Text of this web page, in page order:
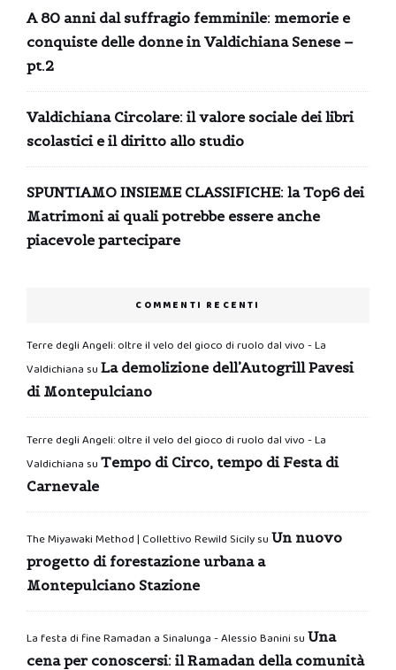
A 80 anni dal suffragio femminile: memorie e
conquiste delle donne in Valdichiana Senese –
pt.2
Valdichiana Circolare: il valore sociale dei libri
scolastici e il diritto allo studio
SPUNTIAMO INSIEME CLASSIFICHE: la Top6 dei
Matrimoni ai quali potrebbe essere anche
piacevole partecipare
COMMENTI RECENTI
Terre degli Angeli: oltre il velo del gioco di ruolo dal vivo - La
Valdichiana su La demolizione dell’Autogrill Pavesi
di Montepulciano
Terre degli Angeli: oltre il velo del gioco di ruolo dal vivo - La
Valdichiana su Tempo di Circo, tempo di Festa di
Carnevale
The Miyawaki Method | Collettivo Rewild Sicilysu Un nuovo
progetto di forestazione urbana a
Montepulciano Stazione
La festa di fine Ramadan a Sinalunga - Alessio Banini su Una
cena per conoscersi: il Ramadan della comunità